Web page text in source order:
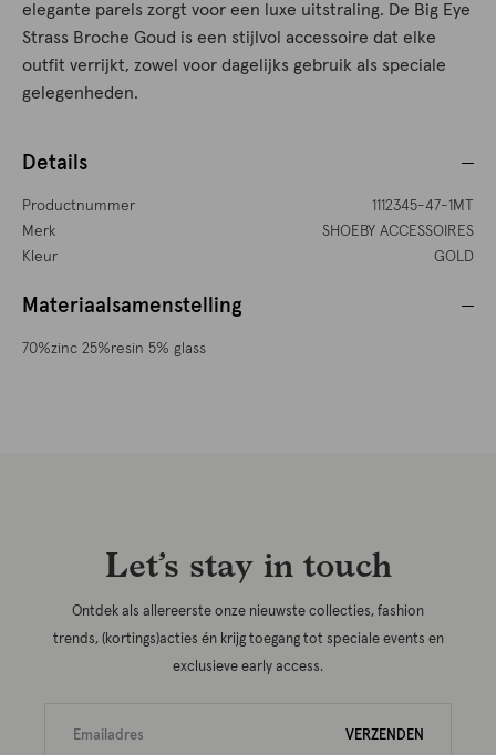
elegante parels zorgt voor een luxe uitstraling. De Big Eye
Strass Broche Goud is een stijlvol accessoire dat elke
outfit verrijkt, zowel voor dagelijks gebruik als speciale
gelegenheden.
Details
Productnummer
1112345-47-1MT
Merk
SHOEBY ACCESSOIRES
Kleur
GOLD
Materiaalsamenstelling
70%zinc 25%resin 5% glass
Let’s stay in touch
Ontdek als allereerste onze nieuwste collecties, fashion
trends, (kortings)acties én krijg toegang tot speciale events en
exclusieve early access.
VERZENDEN